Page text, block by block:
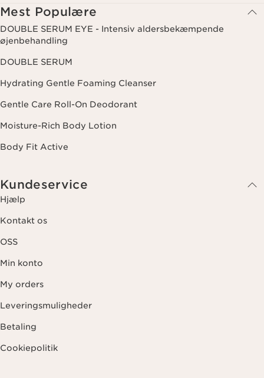
nyhedsbrev. For mere information om, hvordan vi håndterer dine data
og dine rettigheder, se venligst vores
Mest Populære
DOUBLE SERUM EYE - Intensiv aldersbekæmpende
øjenbehandling
DOUBLE SERUM
Hydrating Gentle Foaming Cleanser
Gentle Care Roll-On Deodorant
Moisture-Rich Body Lotion
Body Fit Active
Kundeservice
Hjælp
Kontakt os
OSS
Min konto
My orders
Leveringsmuligheder
Betaling
Cookiepolitik